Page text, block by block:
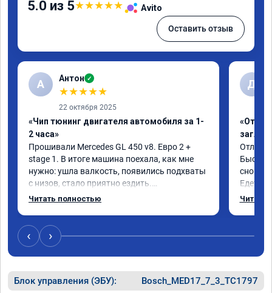
5.0 из 5★★★★★ Avito
Оставить отзыв
А Антон ✓
★★★★★
22 октября 2025
«Чип тюнинг двигателя автомобиля за 1-
2 часа»
Прошивали Mercedes GL 450 v8. Евро 2 +
stage 1. В итоге машина поехала, как мне
нужно: ушла валкость, появились подхваты
с низов, стало приятно ездить.
Одни из лучших трат, в авто! 🔥
Читать полностью
Д
Быстро
снова
Едет
Читать
‹ ›
Блок управления (ЭБУ): Bosch_MED17_7_3_TC1797